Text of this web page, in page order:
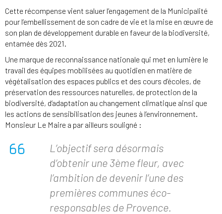
Cette récompense vient saluer l’engagement de la Municipalité
pour l’embellissement de son cadre de vie et la mise en œuvre de
son plan de développement durable en faveur de la biodiversité,
entamée dès 2021.
Une marque de reconnaissance nationale qui met en lumière le
travail des équipes mobilisées au quotidien en matière de
végétalisation des espaces publics et des cours d’écoles, de
préservation des ressources naturelles, de protection de la
biodiversité, d’adaptation au changement climatique ainsi que
les actions de sensibilisation des jeunes à l’environnement.
Monsieur Le Maire a par ailleurs souligné :
L’objectif sera désormais
d’obtenir une 3ème fleur, avec
l’ambition de devenir l’une des
premières communes éco-
responsables de Provence.